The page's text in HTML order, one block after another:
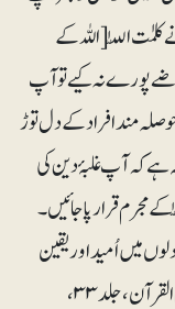
اللّٰہ [اللہ کے
پورے نہ کیے تو آپ
مند افراد کے دل توڑ
کہ آپ غلبۂ دین کی
قرار پا جائیں۔
میں اُمید اور یقین
کے بیج بوئیں! (’ہمارا معاشرہ‘ ، نعیم صدیقی، ترجمان القرآن، جلد ۳۳،